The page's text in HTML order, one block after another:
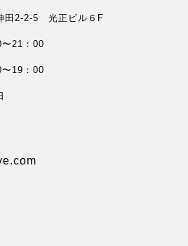
田2-2-5 光正ビル６F
21：00
19：00